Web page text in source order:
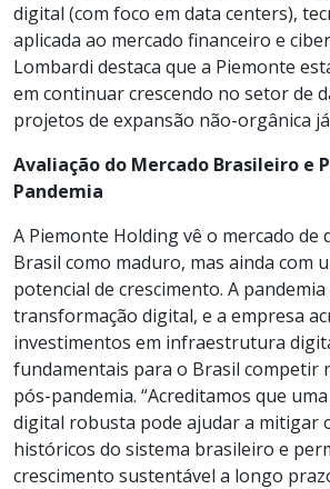
digital (com foco em data centers),
aplicada ao mercado financeiro e
Lombardi destaca que a Piemonte
em continuar crescendo no setor de
projetos de expansão não-orgânica
Avaliação do Mercado Brasileiro e
Pandemia
A Piemonte Holding vê o mercado de
Brasil como maduro, mas ainda com
potencial de crescimento. A
transformação digital, e a empresa
investimentos em infraestrutura
fundamentais para o Brasil competir
pós-pandemia. “Acreditamos que
digital robusta pode ajudar a mitigar
históricos do sistema brasileiro e
crescimento sustentável a longo